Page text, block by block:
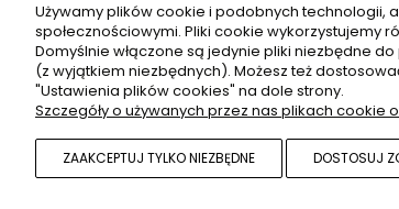
OBSŁUGA KLIENTA
KONTAKT I DANE FIRMY
CZAS I KOSZTY DOSTAWY
CZAS REALIZACJI ZAMÓWIENIA
Używamy plików cookie i podobnych technologii,
społecznościowymi. Pliki cookie wykorzystujemy
Domyślnie włączone są jedynie pliki niezbędne
(z wyjątkiem niezbędnych). Możesz też
"Ustawienia plików cookies" na dole strony.
Szczegóły o używanych przez nas plikach
ZAAKCEPTUJ TYLKO NIEZBĘDNE DOSTOSUJ